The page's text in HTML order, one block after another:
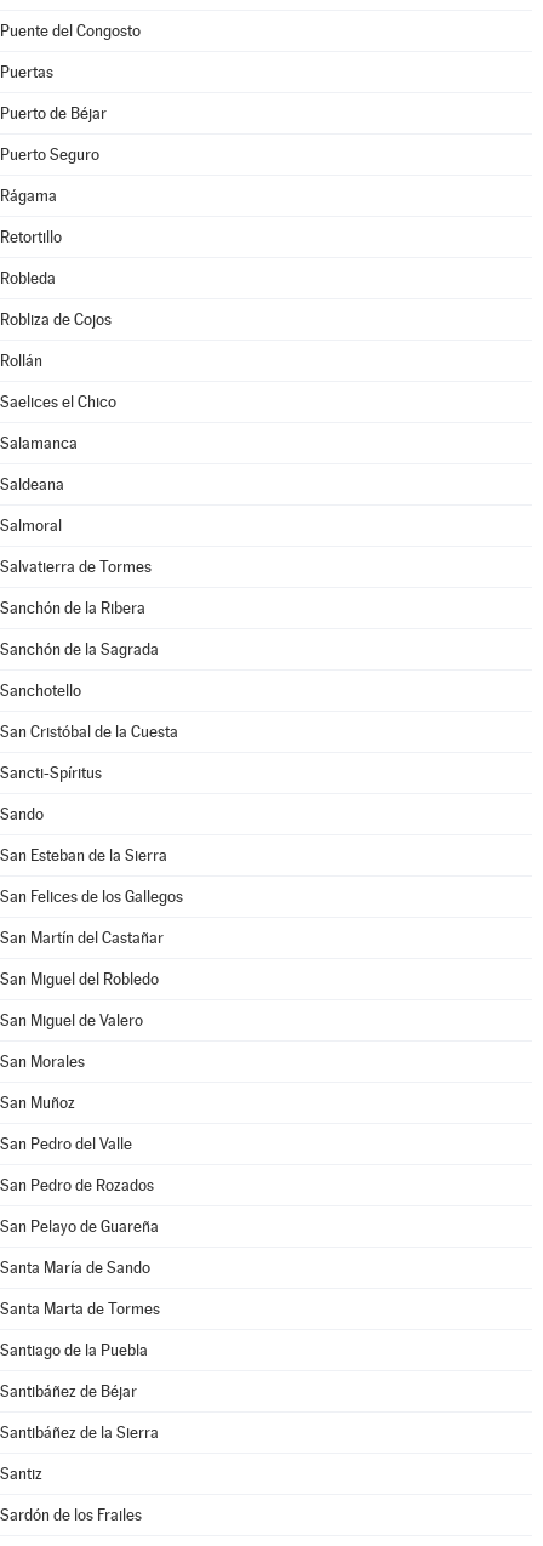
Puente del Congosto
Puertas
Puerto de Béjar
Puerto Seguro
Rágama
Retortillo
Robleda
Robliza de Cojos
Rollán
Saelices el Chico
Salamanca
Saldeana
Salmoral
Salvatierra de Tormes
Sanchón de la Ribera
Sanchón de la Sagrada
Sanchotello
San Cristóbal de la Cuesta
Sancti-Spíritus
Sando
San Esteban de la Sierra
San Felices de los Gallegos
San Martín del Castañar
San Miguel del Robledo
San Miguel de Valero
San Morales
San Muñoz
San Pedro del Valle
San Pedro de Rozados
San Pelayo de Guareña
Santa María de Sando
Santa Marta de Tormes
Santiago de la Puebla
Santibáñez de Béjar
Santibáñez de la Sierra
Santiz
Sardón de los Frailes